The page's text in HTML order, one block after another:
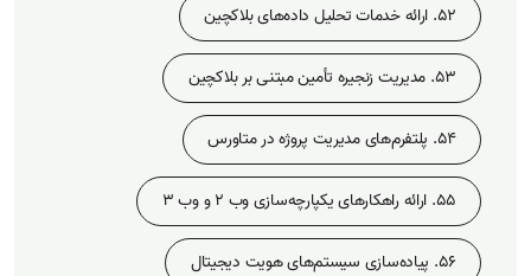
52. ارائه خدمات تحلیل داده‌های بلاکچین
53. مدیریت زنجیره تأمین مبتنی بر بلاکچین
54. پلتفرم‌های مدیریت پروژه در متاورس
55. ارائه راهکارهای یکپارچه‌سازی وب 2 و وب 3
56. پیاده‌سازی سیستم‌های هویت دیجیتال